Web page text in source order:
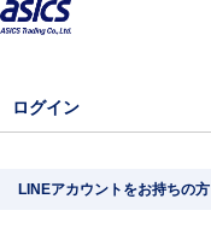
ログイン
LINEアカウントをお持ちの方